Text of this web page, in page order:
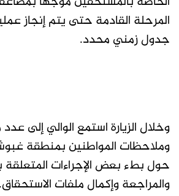
المرحلة القادمة حتى يتم إنجاز
جدول زمني محدد.
وخلال الزيارة استمع الوالي إلى
وملاحظات المواطنين بمنطقة
حول بطء بعض الإجراءات المتعلقة
والمراجعة وإكمال ملفات الاستحقاق.